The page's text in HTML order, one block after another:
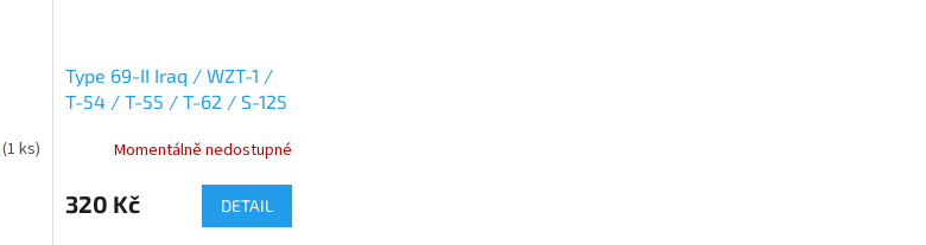
(1 ks)
Type 69-II Iraq / WZT-1 /
T-54 / T-55 / T-62 / S-125
Momentálně nedostupné
320 Kč DETAIL